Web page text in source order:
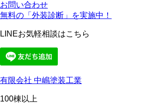
お問い合わせ
無料の「外装診断」を実施中！
LINEお気軽相談はこちら
有限会社 中嶋塗装工業
100棟以上